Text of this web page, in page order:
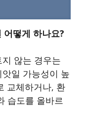
어떻게 하나요?
않는 경우는
일 가능성이 높
교체하거나, 환
습도를 올바르